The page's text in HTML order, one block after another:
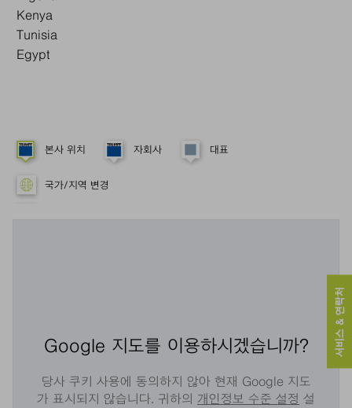
Kenya
Tunisia
Egypt
본사 위치 자회사 대표
국가/지역 변경
Google 지도를 이용하시겠습니까?
당사 쿠키 사용에 동의하지 않아 현재 Google 지도
가 표시되지 않습니다. 귀하의 개인정보 수준 설정 설
서비스 & 연락처